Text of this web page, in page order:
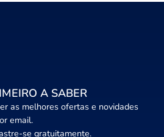
A SABER
as melhores ofertas e novidades
email.
se gratuitamente.